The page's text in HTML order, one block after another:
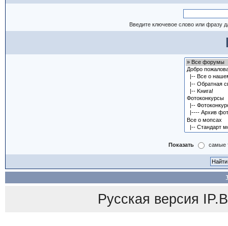
Введите ключевое слово или фразу
Показать самые
Русская версия